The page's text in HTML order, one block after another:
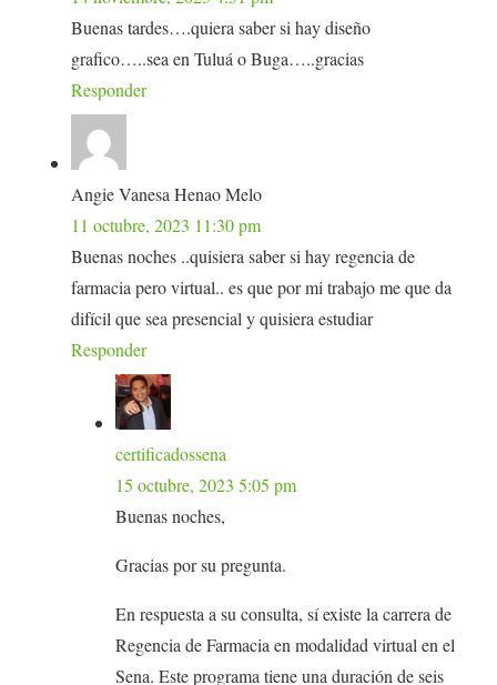
Buenas tardes….quiera saber si hay diseño
grafico…..sea en Tuluá o Buga…..gracias
Responder
Angie Vanesa Henao Melo
11 octubre, 2023 11:30 pm
Buenas noches ..quisiera saber si hay regencia de
farmacia pero virtual.. es que por mi trabajo me que da
difícil que sea presencial y quisiera estudiar
Responder
certificadossena
15 octubre, 2023 5:05 pm
Buenas noches,
Gracias por su pregunta.
En respuesta a su consulta, sí existe la carrera de
Regencia de Farmacia en modalidad virtual en el
Sena. Este programa tiene una duración de seis